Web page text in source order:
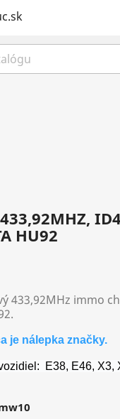
HU92
433,92MHz immo
je nálepka značky.
E38, E46, X3,